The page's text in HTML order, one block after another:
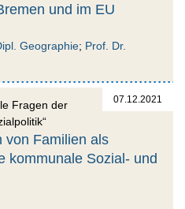
und im EU
Geographie; Prof. Dr.
07.12.2021
Fragen der
von Familien als
kommunale Sozial- und